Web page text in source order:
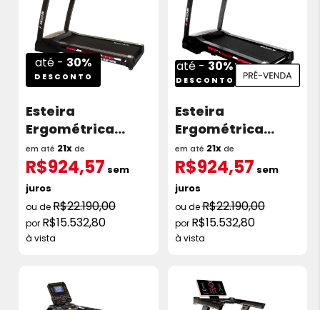
até - 30%
DESCONTO
Esteira
Ergométrica
Kikos KS5405c 3.0
HP 20 Km/h 110v
R$22.190,00
R$15.532,80
à vista
em até 21xde
R$924,57 sem
juros
até - 30%
DESCONTO
Esteira
Ergométrica
Kikos KS5405c 3.0
HP 20 Km/h 220v
R$22.190,00
R$15.532,80
à vista
em até 21xde
R$924,57 sem
juros